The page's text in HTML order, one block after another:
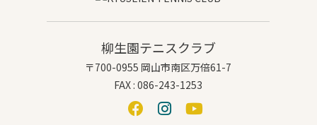
柳生園テニスクラブ
〒700-0955 岡山市南区万倍61-7
FAX : 086-243-1253